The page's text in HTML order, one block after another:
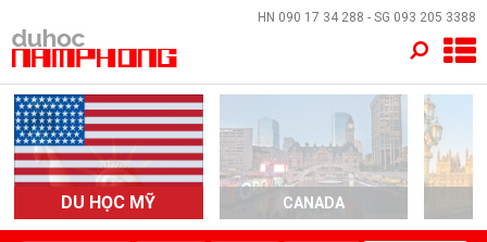
HN 090 17 34 288 - SG 093 205 3388
DU HỌC MỸ CANADA
×
TRANG CHỦ
QUỐC GIA
EVENTS